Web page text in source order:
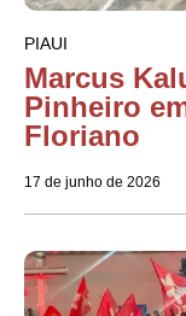
PIAUI
Marcus
Pinheiro
Floriano
17 de junho de 2026